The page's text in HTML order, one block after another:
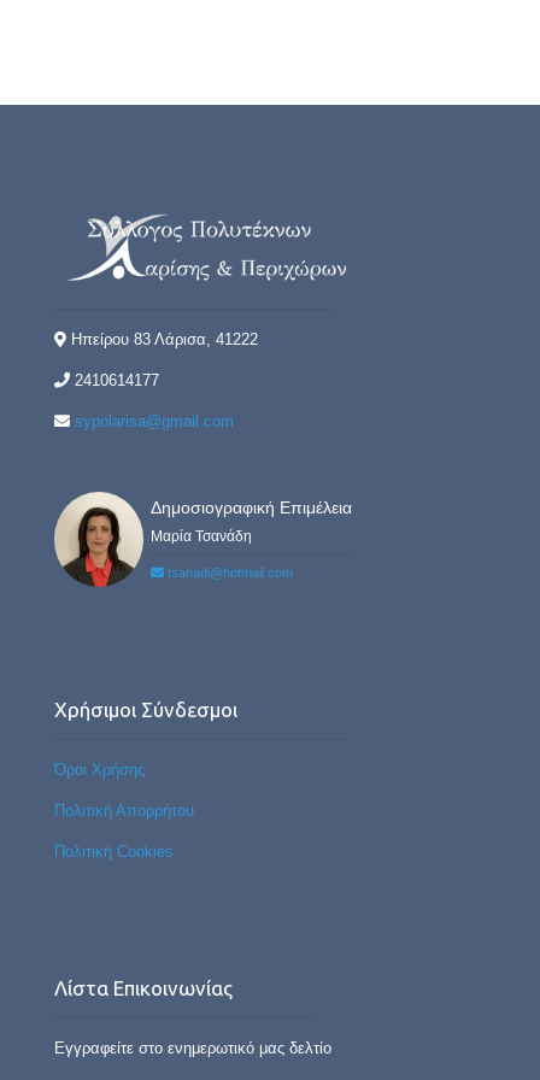
Ηπείρου 83 Λάρισα, 41222
2410614177
sypolarisa@gmail.com
Δημοσιογραφική Επιμέλεια
Μαρία Τσανάδη
tsanadi@hotmail.com
Χρήσιμοι Σύνδεσμοι
Όροι Χρήσης
Πολιτική Απορρήτου
Πολιτική Cookies
Λίστα Επικοινωνίας
Εγγραφείτε στο ενημερωτικό μας δελτίο